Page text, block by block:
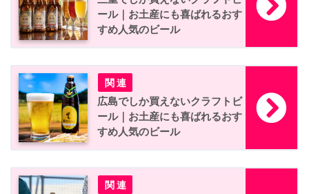
ール｜お土産にも喜ばれるおす
すめ人気のビール
広島でしか買えないクラフトビ
ール｜お土産にも喜ばれるおす
すめ人気のビール